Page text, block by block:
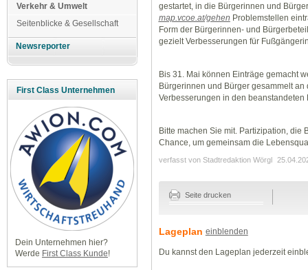
Verkehr & Umwelt
Seitenblicke & Gesellschaft
Newsreporter
First Class Unternehmen
Dein Unternehmen hier?
Werde First Class Kunde!
gestartet, in die Bürgerinnen und
map.vcoe.at/gehen Problemstellen
Form der Bürgerinnen- und
gezielt Verbesserungen für
Bis 31. Mai können Einträge gemacht
Bürgerinnen und Bürger gesammelt
Verbesserungen in den beanstandeten
Bitte machen Sie mit. Partizipation,
Chance, um gemeinsam die
verfasst von Stadtredaktion Wörgl
Seite drucken
Lageplan einblenden
Du kannst den Lageplan jederzeit